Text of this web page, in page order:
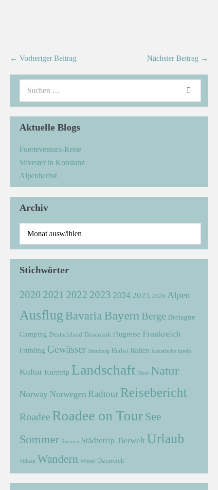
← Vorheriger Beitrag Nächster Beitrag →
Aktuelle Blogs
Fuerteventura-Reise
Silvester in Konstanz
Alpenherbst
Archiv
Stichwörter
2020 2021 2022 2023 2024 2025 2026 Alpen
Ausflug Bavaria Bayern Berge Bretagne
Camping Deutschland Dänemark Flugreise Frankreich
Frühling Gewässer Hamburg Herbst Italien Kanarische Inseln
Kultur Kurztrip Landschaft Meer Natur
Norway Norwegen Radtour Reisebericht
Roadee Roadee on Tour See
Sommer Spanien Städtetrip Tierwelt Urlaub
Vulkan Wandern Winter Österreich